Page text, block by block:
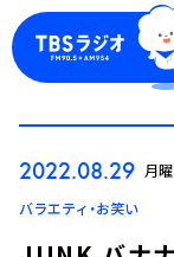
ログ
2022.08.29 月
バラエティ・お笑い